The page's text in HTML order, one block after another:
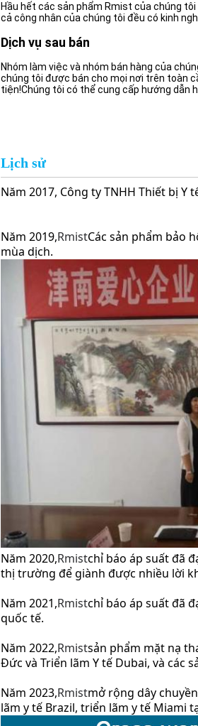
Hầu hết các sản phẩm Rmist của chúng
cả công nhân của chúng tôi đều có kinh
Dịch vụ sau bán
Nhóm làm việc và nhóm bán hàng của
chúng tôi được bán cho mọi nơi trên toàn
tiện!Chúng tôi có thể cung cấp hướng dẫn
Lịch sử
Năm 2017, Công ty TNHH Thiết bị Y
Năm 2019,RmistCác sản phẩm bảo
mùa dịch.
Năm 2020,Rmistchỉ báo áp suất đã
thị trường để giành được nhiều lời
Năm 2021,Rmistchỉ báo áp suất đã
quốc tế.
Năm 2022,Rmistsản phẩm mặt nạ
Đức và Triển lãm Y tế Dubai, và các
Năm 2023,Rmistmở rộng dây
lãm y tế Brazil, triển lãm y tế Miami